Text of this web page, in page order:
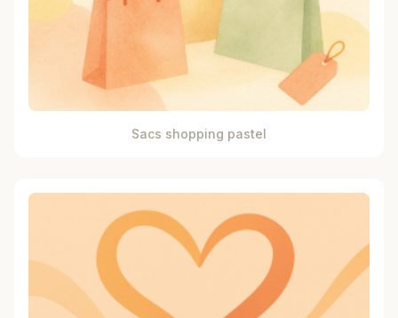
Sacs shopping pastel